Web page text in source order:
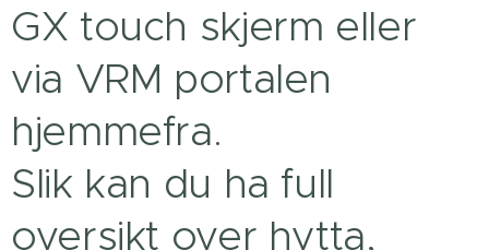
GX touch skjerm eller
via VRM portalen
hjemmefra.
Slik kan du ha full
oversikt over hytta,